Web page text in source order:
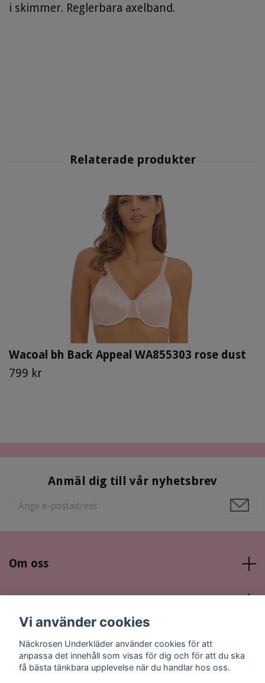
i skimmer. Reglerbara axelband.
Wacoal bh Back Appeal WA855303 rose dust
799 kr
Anmäl dig till vår nyhetsbrev
Om oss
Läs mer
Vi använder cookies
Näckrosen Underkläder använder cookies för att
anpassa det innehåll som visas för dig och för att du ska
få bästa tänkbara upplevelse när du handlar hos oss.